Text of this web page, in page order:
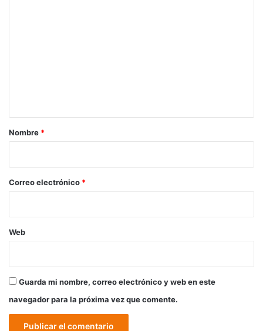
r
*
Nombre *
Correo electrónico *
Web
Guarda mi nombre, correo electrónico y web en este
navegador para la próxima vez que comente.